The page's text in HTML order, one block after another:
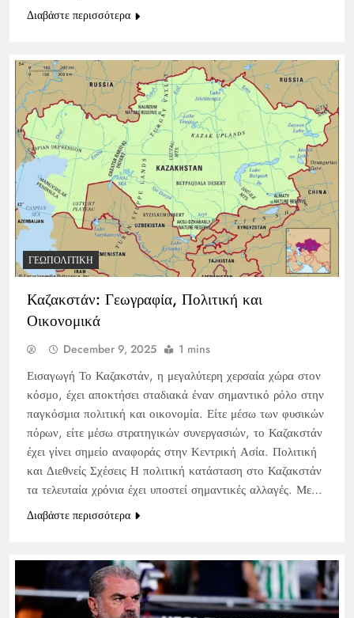
Διαβάστε περισσότερα
ΓΕΩΠΟΛΙΤΙΚΉ
Καζακστάν: Γεωγραφία, Πολιτική και
Οικονομικά
December 9, 2025 1 mins
Εισαγωγή Το Καζακστάν, η μεγαλύτερη χερσαία χώρα στον
κόσμο, έχει αποκτήσει σταδιακά έναν σημαντικό ρόλο στην
παγκόσμια πολιτική και οικονομία. Είτε μέσω των φυσικών
πόρων, είτε μέσω στρατηγικών συνεργασιών, το Καζακστάν
έχει γίνει σημείο αναφοράς στην Κεντρική Ασία. Πολιτική
και Διεθνείς Σχέσεις Η πολιτική κατάσταση στο Καζακστάν
τα τελευταία χρόνια έχει υποστεί σημαντικές αλλαγές. Με…
Διαβάστε περισσότερα